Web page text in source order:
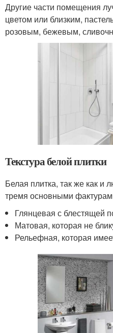
Другие части помещения
цветом или близким,
розовым, бежевым,
Текстура белой плитки
Белая плитка, так же как и
тремя основными
Глянцевая с блестящей
Матовая, которая не
Рельефная, которая